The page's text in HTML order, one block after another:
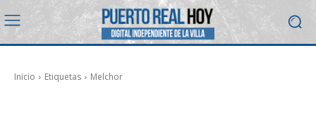
Inicio Etiquetas Melchor